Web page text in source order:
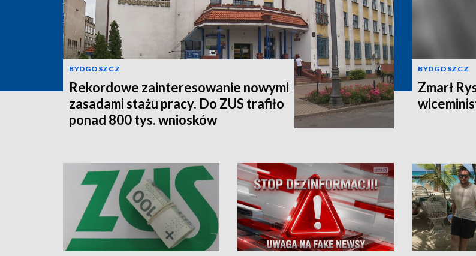
BYDGOSZCZ
Rekordowe zainteresowanie nowymi
zasadami stażu pracy. Do ZUS trafiło
ponad 800 tys. wniosków
BYDGOSZCZ
Zmarł